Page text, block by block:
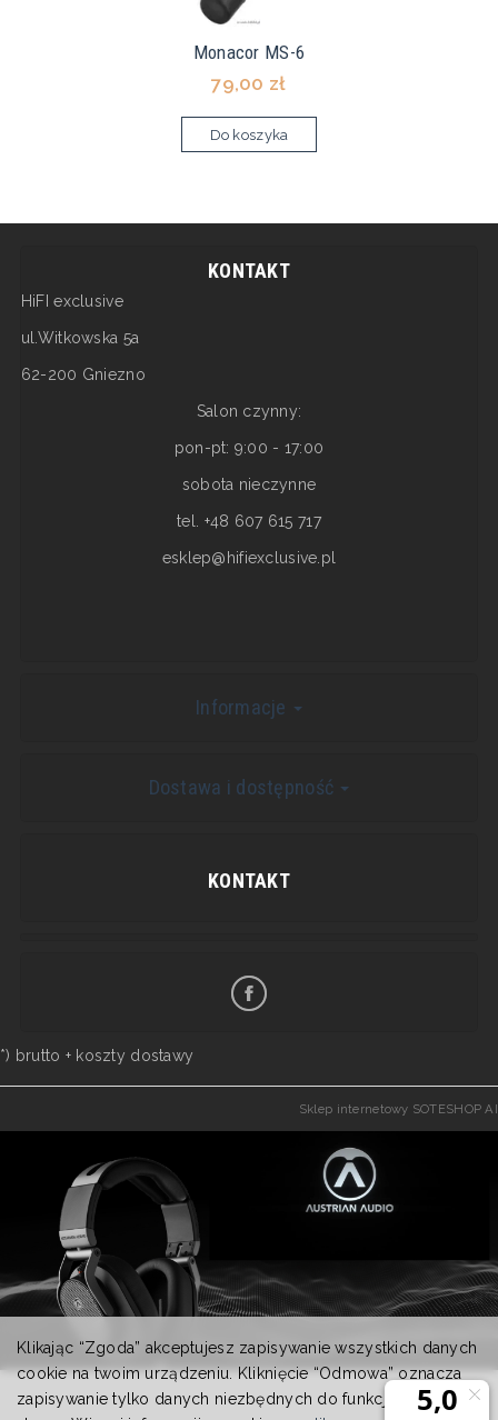
Monacor MS-6
79,00 zł
Do koszyka
KONTAKT
HiFI exclusive
ul.Witkowska 5a
62-200 Gniezno
Salon czynny:
pon-pt: 9:00 - 17:00
sobota nieczynne
tel. +48 607 615 717
esklep@hifiexclusive.pl
Informacje
Dostawa i dostępność
KONTAKT
*) brutto + koszty dostawy
Sklep internetowy SOTESHOP AI
Klikając “Zgoda” akceptujesz zapisywanie wszystkich danych
cookie na twoim urządzeniu. Kliknięcie “Odmowa” oznacza
zapisywanie tylko danych niezbędnych do funkcjonowania